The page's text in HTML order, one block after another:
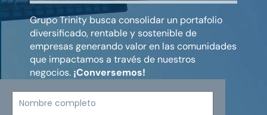
Grupo Trinity busca consolidar un portafolio
diversificado, rentable y sostenible de
empresas generando valor en las comunidades
que impactamos a través de nuestros
negocios. ¡Conversemos!